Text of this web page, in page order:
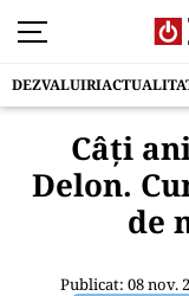
DEZVALUIRI
Câți
Delon.
de
Publicat: 08 nov.